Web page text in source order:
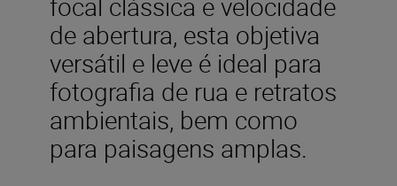
de abertura, esta objetiva
versátil e leve é ideal para
fotografia de rua e retratos
ambientais, bem como
para paisagens amplas.